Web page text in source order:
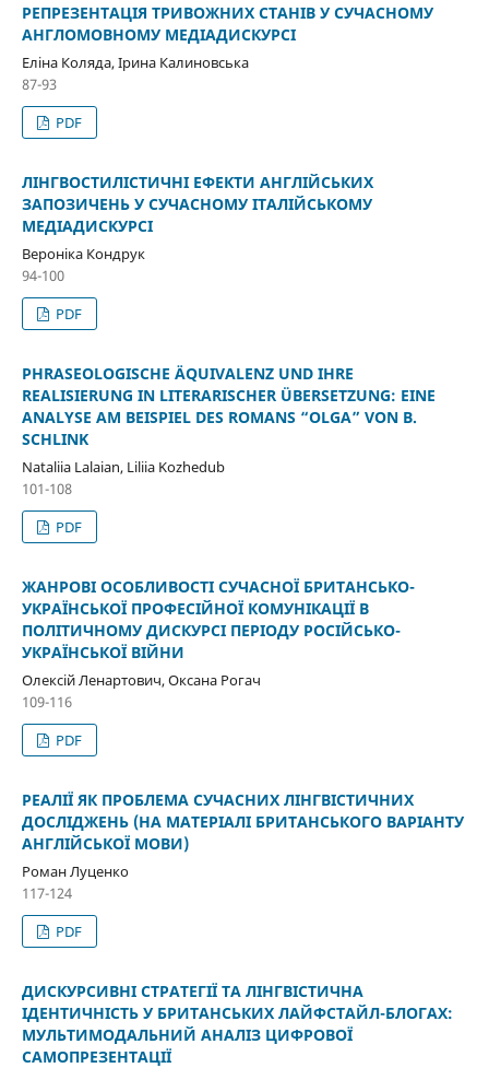
РЕПРЕЗЕНТАЦІЯ ТРИВОЖНИХ СТАНІВ У СУЧАСНОМУ
АНГЛОМОВНОМУ МЕДІАДИСКУРСІ
Еліна Коляда, Ірина Калиновська
87-93
PDF
ЛІНГВОСТИЛІСТИЧНІ ЕФЕКТИ АНГЛІЙСЬКИХ
ЗАПОЗИЧЕНЬ У СУЧАСНОМУ ІТАЛІЙСЬКОМУ
МЕДІАДИСКУРСІ
Вероніка Кондрук
94-100
PDF
PHRASEOLOGISCHE ÄQUIVALENZ UND IHRE
REALISIERUNG IN LITERARISCHER ÜBERSETZUNG: EINE
ANALYSE AM BEISPIEL DES ROMANS “OLGA” VON B.
SCHLINK
Nataliia Lalaian, Liliia Kozhedub
101-108
PDF
ЖАНРОВІ ОСОБЛИВОСТІ СУЧАСНОЇ БРИТАНСЬКО-
УКРАЇНСЬКОЇ ПРОФЕСІЙНОЇ КОМУНІКАЦІЇ В
ПОЛІТИЧНОМУ ДИСКУРСІ ПЕРІОДУ РОСІЙСЬКО-
УКРАЇНСЬКОЇ ВІЙНИ
Олексій Ленартович, Оксана Рогач
109-116
PDF
РЕАЛІЇ ЯК ПРОБЛЕМА СУЧАСНИХ ЛІНГВІСТИЧНИХ
ДОСЛІДЖЕНЬ (НА МАТЕРІАЛІ БРИТАНСЬКОГО ВАРІАНТУ
АНГЛІЙСЬКОЇ МОВИ)
Роман Луценко
117-124
PDF
ДИСКУРСИВНІ СТРАТЕГІЇ ТА ЛІНГВІСТИЧНА
ІДЕНТИЧНІСТЬ У БРИТАНСЬКИХ ЛАЙФСТАЙЛ-БЛОГАХ:
МУЛЬТИМОДАЛЬНИЙ АНАЛІЗ ЦИФРОВОЇ
САМОПРЕЗЕНТАЦІЇ